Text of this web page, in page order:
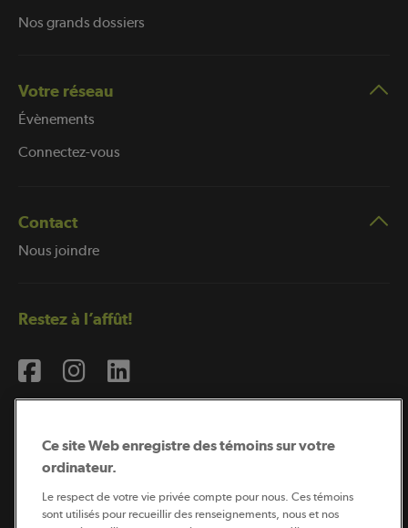
Nos grands dossiers
Votre réseau
Évènements
Connectez-vous
Contact
Nous joindre
Restez à l’affût!
Ce site Web enregistre des témoins sur votre
ordinateur.
Le respect de votre vie privée compte pour nous. Ces témoins
sont utilisés pour recueillir des renseignements, nous et nos